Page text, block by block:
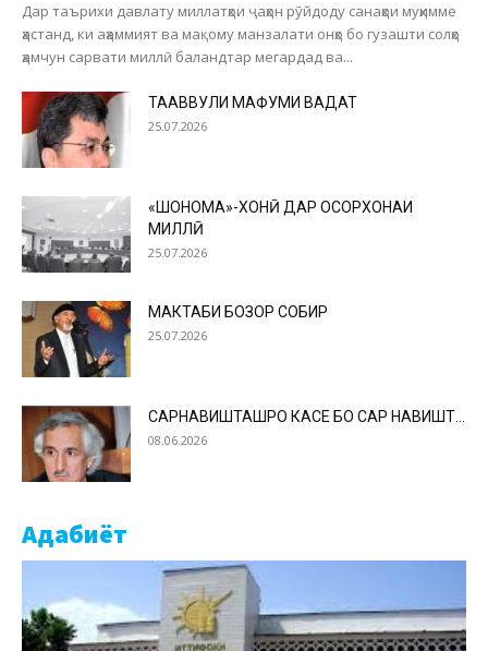
Дар таърихи давлату миллатҳои ҷаҳон рӯйдоду санаҳои муҳимме
ҳастанд, ки аҳаммият ва мақому манзалати онҳо бо гузашти солҳо
ҳамчун сарвати миллӣ баландтар мегардад ва...
ТАҲАВВУЛИ МАФҲУМИ ВАҲДАТ
25.07.2026
«ШОҲНОМА»-ХОНӢ ДАР ОСОРХОНАИ
МИЛЛӢ
25.07.2026
МАКТАБИ БОЗОР СОБИР
25.07.2026
САРНАВИШТАШРО КАСЕ БО САР НАВИШТ…
08.06.2026
Адабиёт